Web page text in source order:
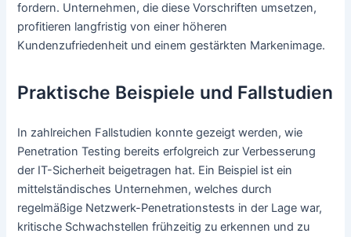
fordern. Unternehmen, die diese Vorschriften umsetzen,
profitieren langfristig von einer höheren
Kundenzufriedenheit und einem gestärkten Markenimage.
Praktische Beispiele und Fallstudien
In zahlreichen Fallstudien konnte gezeigt werden, wie
Penetration Testing bereits erfolgreich zur Verbesserung
der IT-Sicherheit beigetragen hat. Ein Beispiel ist ein
mittelständisches Unternehmen, welches durch
regelmäßige Netzwerk-Penetrationstests in der Lage war,
kritische Schwachstellen frühzeitig zu erkennen und zu